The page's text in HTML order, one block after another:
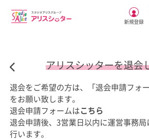
新規登録
アリスシッターを退会
退会をご希望の方は、「退会申請フォ
をお願い致します。
退会申請フォームは こちら
退会申請後、3営業日以内に運営事務局
行います。